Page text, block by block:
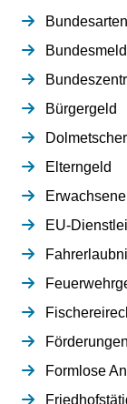
Bürgergeld
Elterngeld
EU-
Förderungen
Formlose